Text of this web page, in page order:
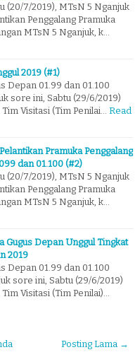
(20/7/2019), MTsN 5 Nganjuk
Penggalang Pramuka
MTsN 5 Nganjuk, k…
2019 (#1)
Depan 01.99 dan 01.100
sore ini, Sabtu (29/6/2019)
Visitasi (Tim Penilai…
Read
Pramuka Penggalang
dan 01.100 (#2)
(20/7/2019), MTsN 5 Nganjuk
Penggalang Pramuka
MTsN 5 Nganjuk, k…
Gugus Depan Unggul Tingkat
2019
Depan 01.99 dan 01.100
sore ini, Sabtu (29/6/2019)
Visitasi (Tim Penilai)…
Posting Lama →